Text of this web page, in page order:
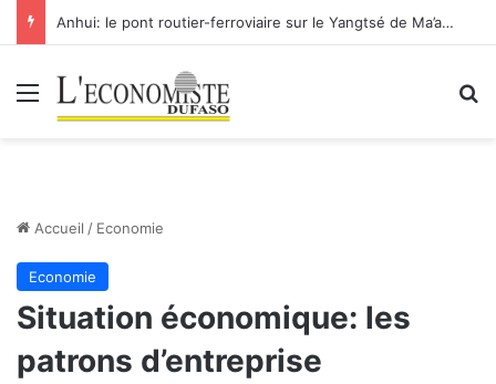
Anhui: le pont routier-ferroviaire sur le Yangtsé de Ma’anshan entre dans la phase finale en vue de sa mise en service
Menu
Accueil / Economie
Economie
Situation économique: les
patrons d’entreprise